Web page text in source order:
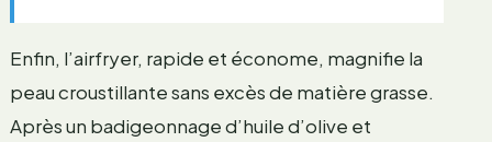
Enfin, l’airfryer, rapide et économe, magnifie la
peau croustillante sans excès de matière grasse.
Après un badigeonnage d’huile d’olive et